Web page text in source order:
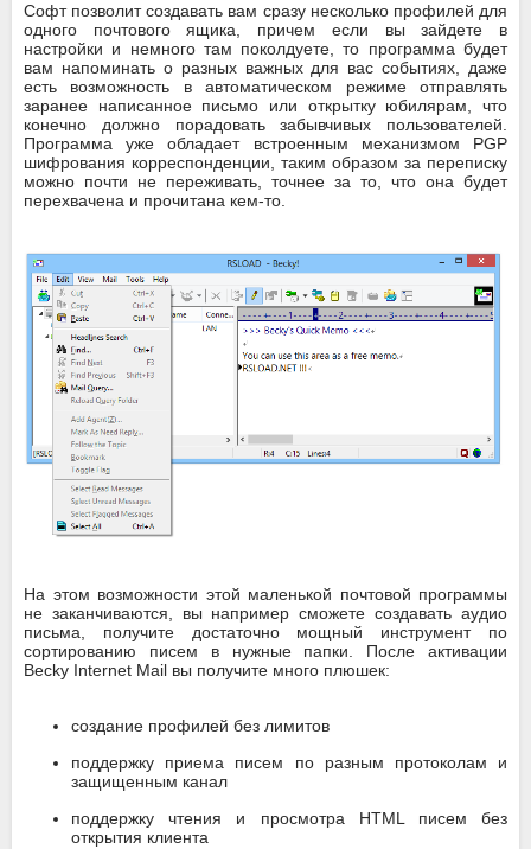
Софт позволит создавать вам сразу несколько профилей для
одного почтового ящика, причем если вы зайдете в
настройки и немного там поколдуете, то программа будет
вам напоминать о разных важных для вас событиях, даже
есть возможность в автоматическом режиме отправлять
заранее написанное письмо или открытку юбилярам, что
конечно должно порадовать забывчивых пользователей.
Программа уже обладает встроенным механизмом PGP
шифрования корреспонденции, таким образом за переписку
можно почти не переживать, точнее за то, что она будет
перехвачена и прочитана кем-то.
На этом возможности этой маленькой почтовой программы
не заканчиваются, вы например сможете создавать аудио
письма, получите достаточно мощный инструмент по
сортированию писем в нужные папки. После активации
Becky Internet Mail вы получите много плюшек:
создание профилей без лимитов
поддержку приема писем по разным протоколам и
защищенным канал
поддержку чтения и просмотра HTML писем без
открытия клиента